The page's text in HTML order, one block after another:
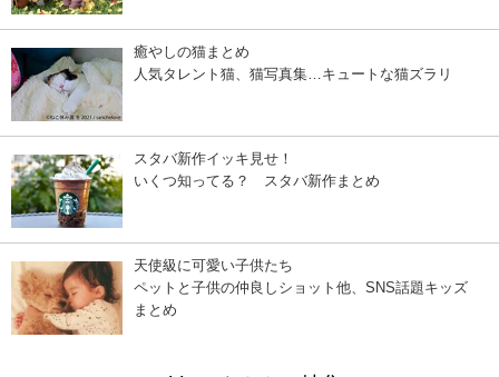
癒やしの猫まとめ
人気タレント猫、猫写真集…キュートな猫ズラリ
スタバ新作イッキ見せ！
いくつ知ってる？ スタバ新作まとめ
天使級に可愛い子供たち
ペットと子供の仲良しショット他、SNS話題キッズ
まとめ